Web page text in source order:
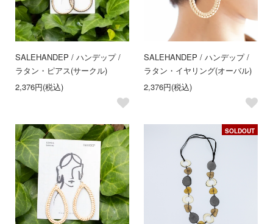
SALEHANDEP / ハンデップ /
ラタン・ピアス(サークル)
2,376円(税込)
SALEHANDEP / ハンデップ /
ラタン・イヤリング(オーバル)
2,376円(税込)
SOLDOUT